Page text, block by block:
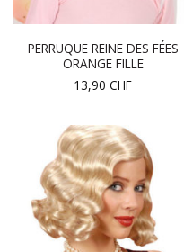
PERRUQUE REINE DES FÉES
ORANGE FILLE
13,90 CHF